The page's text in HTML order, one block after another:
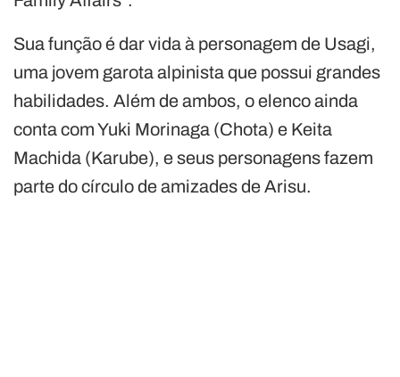
Sua função é dar vida à personagem de Usagi,
uma jovem garota alpinista que possui grandes
habilidades. Além de ambos, o elenco ainda
conta com Yuki Morinaga (Chota) e Keita
Machida (Karube), e seus personagens fazem
parte do círculo de amizades de Arisu.